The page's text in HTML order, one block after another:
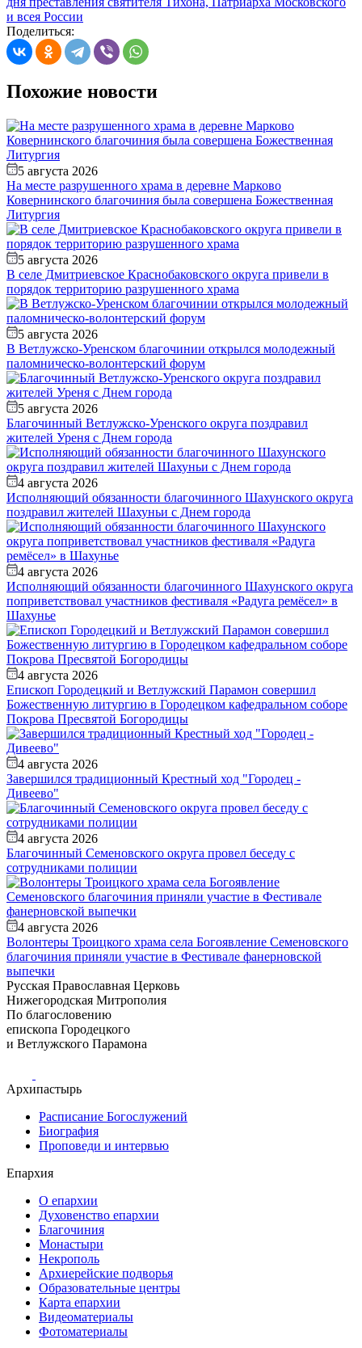
Поделиться:
Похожие новости
5 августа 2026
На месте разрушенного храма в деревне Марково
Ковернинского благочиния была совершена Божественная
Литургия
5 августа 2026
В селе Дмитриевское Краснобаковского округа привели в
порядок территорию разрушенного храма
5 августа 2026
В Ветлужско-Уренском благочинии открылся молодежный
паломническо-волонтерский форум
5 августа 2026
Благочинный Ветлужско-Уренского округа поздравил
жителей Уреня с Днем города
4 августа 2026
Исполняющий обязанности благочинного Шахунского округа
поздравил жителей Шахуньи с Днем города
4 августа 2026
Исполняющий обязанности благочинного Шахунского округа
поприветствовал участников фестиваля «Радуга ремёсел» в
Шахунье
4 августа 2026
Епископ Городецкий и Ветлужский Парамон совершил
Божественную литургию в Городецком кафедральном соборе
Покрова Пресвятой Богородицы
4 августа 2026
Завершился традиционный Крестный ход "Городец -
Дивеево"
4 августа 2026
Благочинный Семеновского округа провел беседу с
сотрудниками полиции
4 августа 2026
Волонтеры Троицкого храма села Богоявление Семеновского
благочиния приняли участие в Фестивале фанерновской
выпечки
Русская Православная Церковь
Нижегородская Митрополия
По благословению
епископа Городецкого
и Ветлужского Парамона
Архипастырь
Расписание Богослужений
Биография
Проповеди и интервью
Епархия
О епархии
Духовенство епархии
Благочиния
Монастыри
Некрополь
Архиерейские подворья
Образовательные центры
Карта епархии
Видеоматериалы
Фотоматериалы